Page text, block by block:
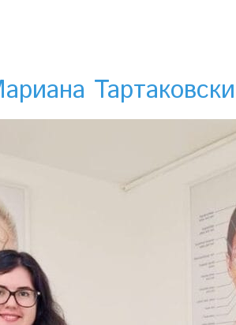
Тартаковски